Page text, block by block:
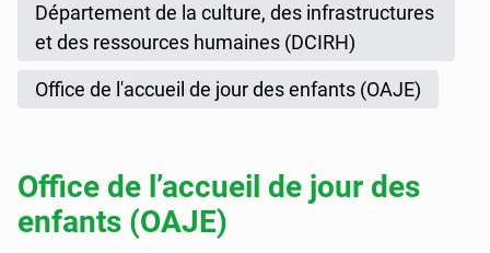
Département de la culture, des infrastructures
et des ressources humaines (DCIRH)
Office de l'accueil de jour des enfants (OAJE)
Office de l’accueil de jour des
enfants (OAJE)